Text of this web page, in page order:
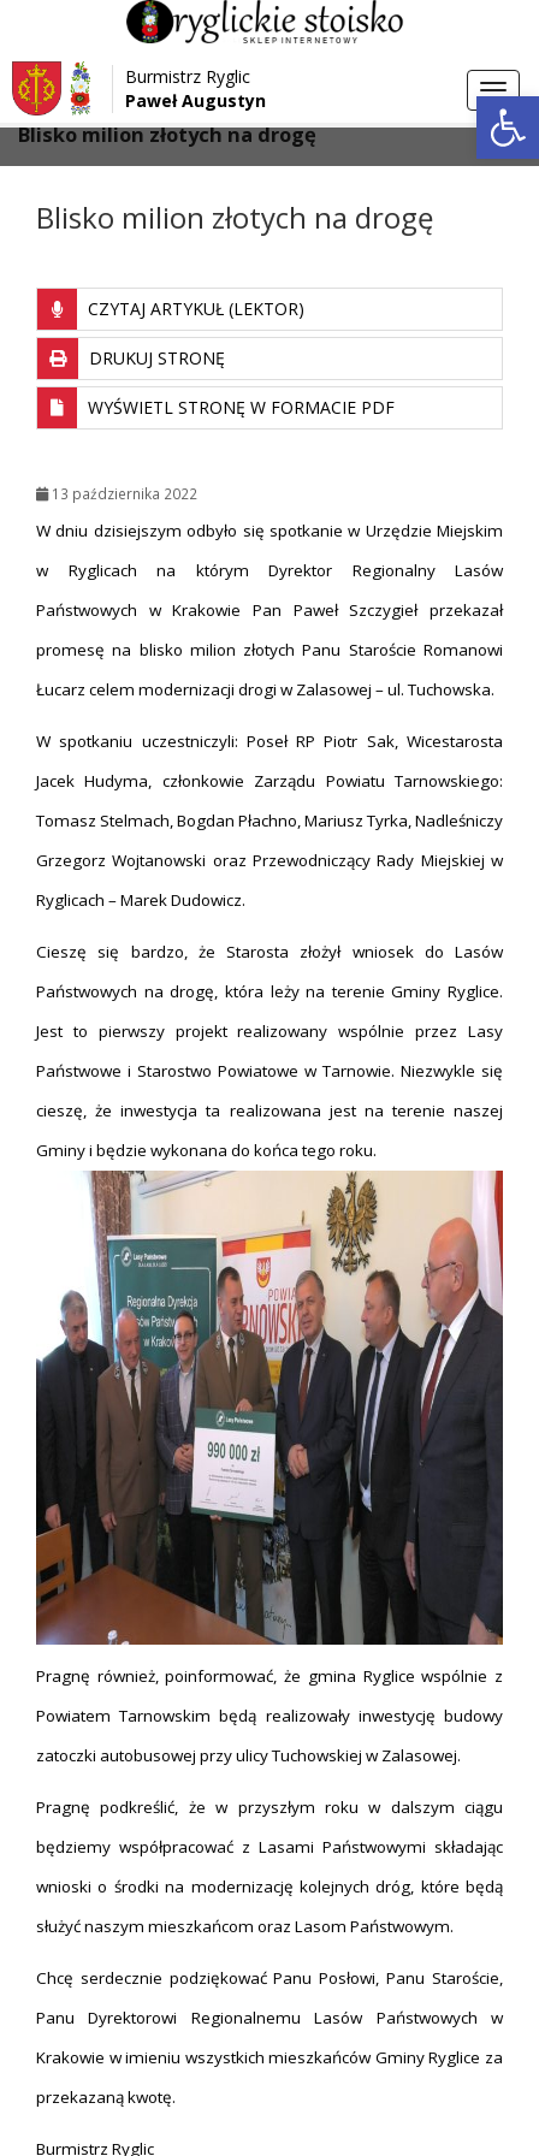
Przejdź do menu
Przejdź do głównej treści strony
Przejdź do stopki strony
Burmistrz Ryglic
Paweł Augustyn
Strona główna > Aktualności
Blisko milion złotych na drogę
Blisko milion złotych na drogę
CZYTAJ ARTYKUŁ (LEKTOR)
DRUKUJ STRONĘ
WYŚWIETL STRONĘ W FORMACIE PDF
13 października 2022
W dniu dzisiejszym odbyło się spotkanie w Urzędzie Miejskim
w Ryglicach na którym Dyrektor Regionalny Lasów
Państwowych w Krakowie Pan Paweł Szczygieł przekazał
promesę na blisko milion złotych Panu Staroście Romanowi
Łucarz celem modernizacji drogi w Zalasowej – ul. Tuchowska.
W spotkaniu uczestniczyli: Poseł RP Piotr Sak, Wicestarosta
Jacek Hudyma, członkowie Zarządu Powiatu Tarnowskiego:
Tomasz Stelmach, Bogdan Płachno, Mariusz Tyrka, Nadleśniczy
Grzegorz Wojtanowski oraz Przewodniczący Rady Miejskiej w
Ryglicach – Marek Dudowicz.
Cieszę się bardzo, że Starosta złożył wniosek do Lasów
Państwowych na drogę, która leży na terenie Gminy Ryglice.
Jest to pierwszy projekt realizowany wspólnie przez Lasy
Państwowe i Starostwo Powiatowe w Tarnowie. Niezwykle się
cieszę, że inwestycja ta realizowana jest na terenie naszej
Gminy i będzie wykonana do końca tego roku.
Pragnę również, poinformować, że gmina Ryglice wspólnie z
Powiatem Tarnowskim będą realizowały inwestycję budowy
zatoczki autobusowej przy ulicy Tuchowskiej w Zalasowej.
Pragnę podkreślić, że w przyszłym roku w dalszym ciągu
będziemy współpracować z Lasami Państwowymi składając
wnioski o środki na modernizację kolejnych dróg, które będą
służyć naszym mieszkańcom oraz Lasom Państwowym.
Chcę serdecznie podziękować Panu Posłowi, Panu Staroście,
Panu Dyrektorowi Regionalnemu Lasów Państwowych w
Krakowie w imieniu wszystkich mieszkańców Gminy Ryglice za
przekazaną kwotę.
Burmistrz Ryglic